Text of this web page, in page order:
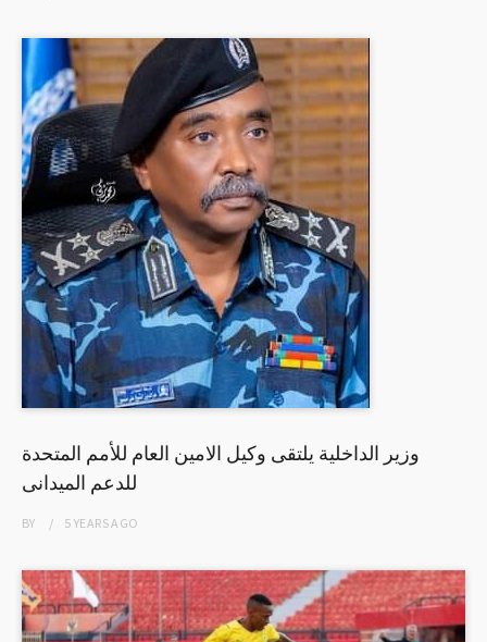
وزير الداخلية يلتقى وكيل الامين العام للأمم المتحدة
للدعم الميدانى
BY 5 YEARSAGO